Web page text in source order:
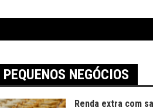
PEQUENOS NEGÓCIOS
Renda extra com